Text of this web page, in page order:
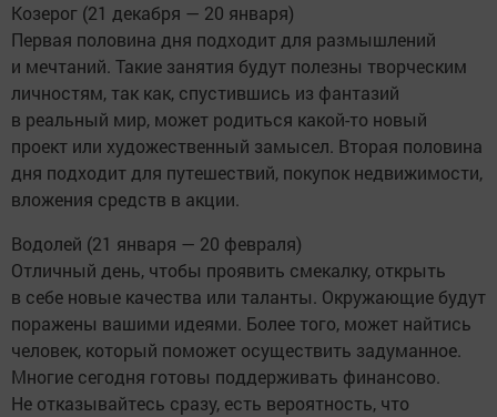
Козерог (21 декабря — 20 января)
Первая половина дня подходит для размышлений
и мечтаний. Такие занятия будут полезны творческим
личностям, так как, спустившись из фантазий
в реальный мир, может родиться какой-то новый
проект или художественный замысел. Вторая половина
дня подходит для путешествий, покупок недвижимости,
вложения средств в акции.
Водолей (21 января — 20 февраля)
Отличный день, чтобы проявить смекалку, открыть
в себе новые качества или таланты. Окружающие будут
поражены вашими идеями. Более того, может найтись
человек, который поможет осуществить задуманное.
Многие сегодня готовы поддерживать финансово.
Не отказывайтесь сразу, есть вероятность, что